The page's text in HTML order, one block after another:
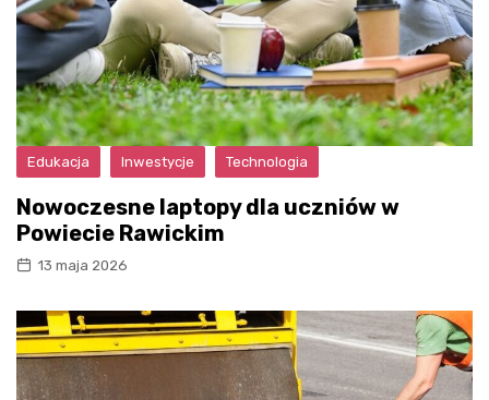
Edukacja Inwestycje Technologia
Nowoczesne laptopy dla uczniów w
Powiecie Rawickim
13 maja 2026